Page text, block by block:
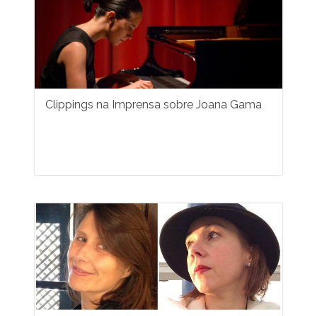
Clippings na Imprensa sobre Joana Gama